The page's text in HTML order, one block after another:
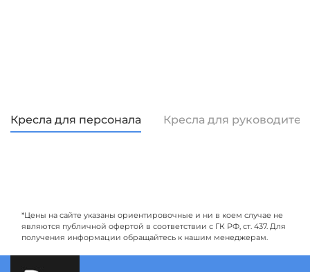
Кресла для персонала Кресла для
*Цены на сайте указаны ориентировочные и ни в коем случае не
являются публичной офертой в соответствии с ГК РФ, ст. 437. Для
получения информации обращайтесь к нашим менеджерам.